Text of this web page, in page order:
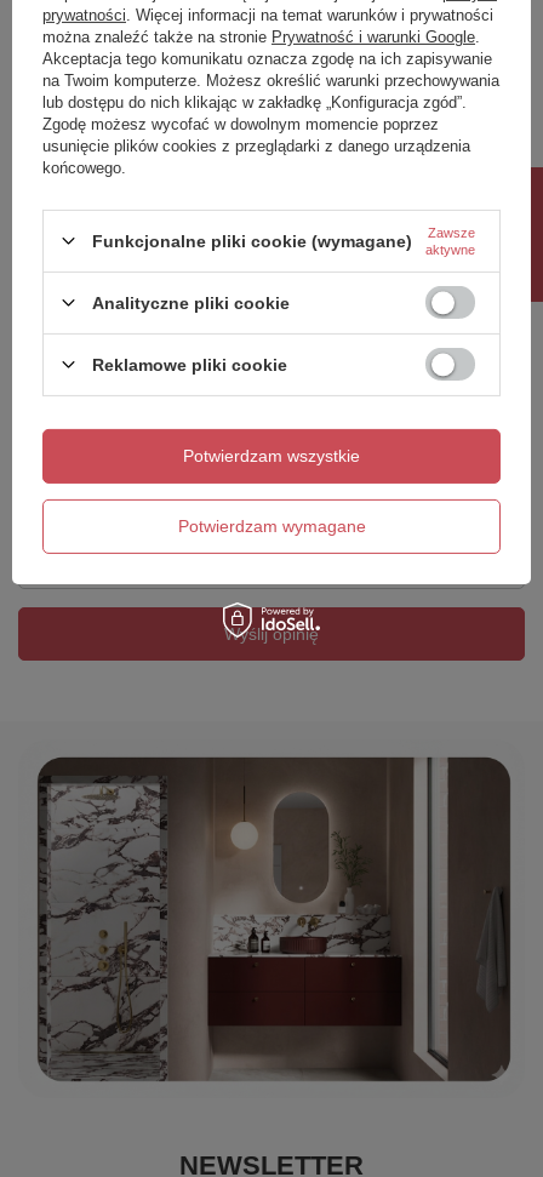
Napisz swoją opinię
Twoja ocena:
5/5
Dodaj własne zdjęcie produktu:
Twoje imię
Wyślij opinię
NEWSLETTER
prywatności . Więcej informacji na temat warunków i prywatności
można znaleźć także na stronie Prywatność i warunki Google
Akceptacja tego komunikatu oznacza zgodę na ich zapisywanie
na Twoim komputerze. Możesz określić warunki przechowywania
lub dostępu do nich klikając w zakładkę „Konfiguracja zgód”.
Zgodę możesz wycofać w dowolnym momencie poprzez
usunięcie plików cookies z przeglądarki z danego urządzenia
końcowego.
Funkcjonalne pliki cookie (wymagane)
Zawsze
aktywne
Analityczne pliki cookie
Reklamowe pliki cookie
Potwierdzam wymagane
Potwierdzam wszystkie